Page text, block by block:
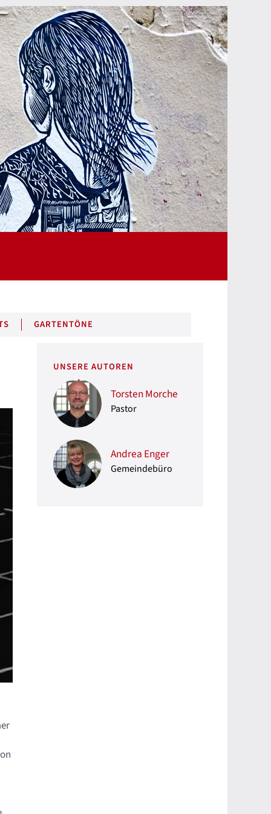
GARTENTÖNE
UNSERE AUTOREN
Torsten Morche
Pastor
Andrea Enger
Gemeindebüro